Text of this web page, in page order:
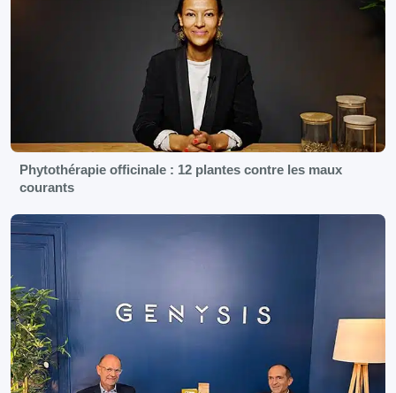
Phytothérapie officinale : 12 plantes contre les maux
courants